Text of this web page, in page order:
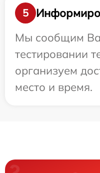
5
Мы сообщим
тестировании
организуем
место и время.